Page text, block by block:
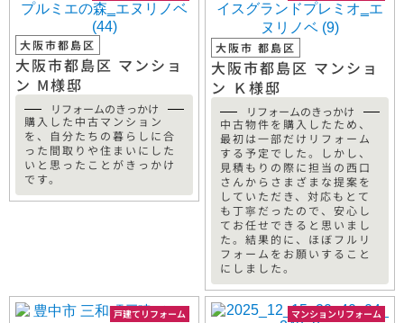
大阪市都島区
大阪市都島区 マンショ
ン М様邸
リフォームのきっかけ
購入した中古マンション
を、自分たちの暮らしに合
った間取りや住まいにした
いと思ったことがきっかけ
です。
大阪市 都島区
大阪市都島区 マンショ
ン Ｋ様邸
リフォームのきっかけ
中古物件を購入したため、
最初は一部だけリフォーム
する予定でした。しかし、
見積もりの際に担当の西口
さんからさまざまな提案を
していただき、対応もとて
も丁寧だったので、安心し
てお任せできると思いまし
た。結果的に、ほぼフルリ
フォームをお願いすること
にしました。
戸建てリフォーム マンションリフォーム